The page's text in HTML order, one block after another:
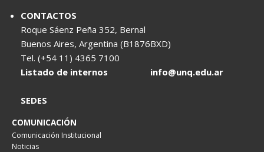
CONTACTOS
Roque Sáenz Peña 352, Bernal
Buenos Aires, Argentina (B1876BXD)
Tel. (+54 11) 4365 7100
Listado de internos
info@unq.edu.ar
SEDES
COMUNICACIÓN
Comunicación Institucional
Noticias